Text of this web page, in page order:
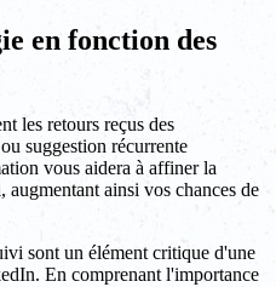
en fonction des
les retours reçus des
suggestion récurrente
vous aidera à affiner la
augmentant ainsi vos chances de
sont un élément critique d'une
En comprenant l'importance